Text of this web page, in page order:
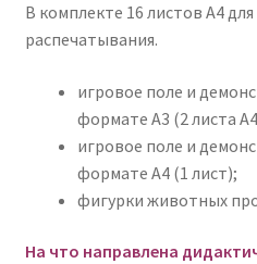
календарь»
В комплекте 16 листов А4
распечатывания.
игровое поле и
формате А3 (2 листа
игровое поле и
формате А4 (1 лист);
фигурки животных
На что направлена